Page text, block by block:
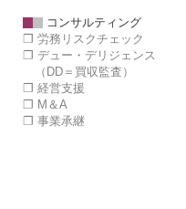
コンサルティング
❐ 労務リスクチェック
❐ デュー・デリジェンス
（DD＝買収監査）
❐ 経営支援
❐ M＆A
❐ 事業承継